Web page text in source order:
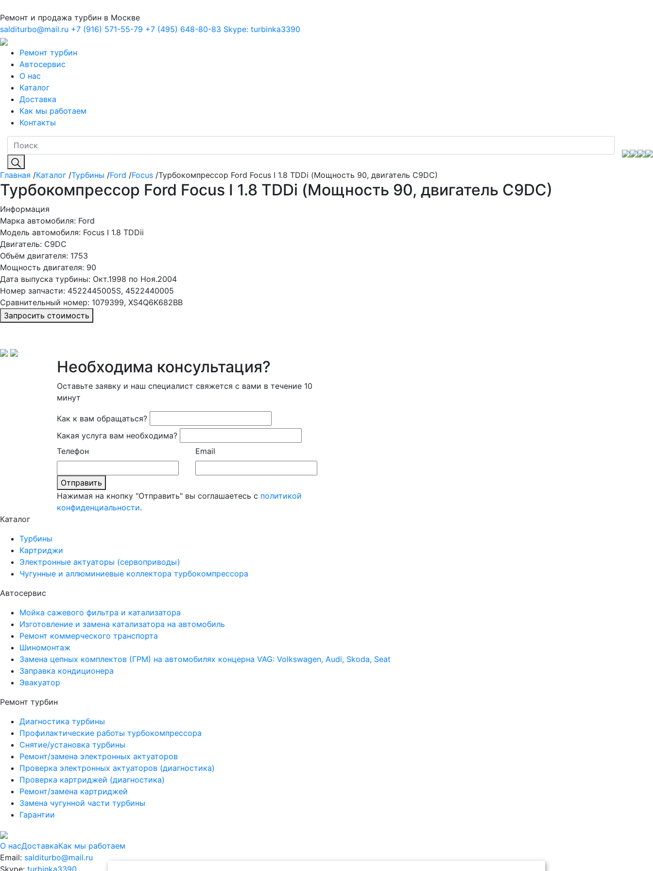
Ремонт и продажа турбин в Москве
salditurbo@mail.ru +7 (916) 571-55-79 +7 (495) 648-80-83 Skype: turbinka3390
Ремонт турбин
Автосервис
О нас
Каталог
Доставка
Как мы работаем
Контакты
Главная /Каталог /Турбины /Ford /Focus /Турбокомпрессор Ford Focus I 1.8 TDDi (Мощность 90, двигатель C9DC)
Турбокомпрессор Ford Focus I 1.8 TDDi (Мощность 90, двигатель C9DC)
Информация
Марка автомобиля: Ford
Модель автомобиля: Focus I 1.8 TDDii
Двигатель: C9DC
Объём двигателя: 1753
Мощность двигателя: 90
Дата выпуска турбины: Окт.1998 по Ноя.2004
Номер запчасти: 4522445005S, 4522440005
Сравнительный номер: 1079399, XS4Q6K682BB
Запросить стоимость
Необходима консультация?
Оставьте заявку и наш специалист свяжется с вами в течение 10
минут
Как к вам обращаться?
Какая услуга вам необходима?
Телефон
Email
Отправить
Нажимая на кнопку "Отправить" вы соглашаетесь с политикой
конфиденциальности.
Каталог
Турбины
Картриджи
Электронные актуаторы (сервоприводы)
Чугунные и аллюминиевые коллектора турбокомпрессора
Автосервис
Мойка сажевого фильтра и катализатора
Изготовление и замена катализатора на автомобиль
Ремонт коммерческого транспорта
Шиномонтаж
Замена цепных комплектов (ГРМ) на автомобилях концерна VAG: Volkswagen, Audi, Skoda, Seat
Заправка кондиционера
Эвакуатор
Ремонт турбин
Диагностика турбины
Профилактические работы турбокомпрессора
Снятие/установка турбины
Ремонт/замена электронных актуаторов
Проверка электронных актуаторов (диагностика)
Проверка картриджей (диагностика)
Ремонт/замена картриджей
Замена чугунной части турбины
Гарантии
О насДоставкаКак мы работаем
Email: salditurbo@mail.ru
Skype: turbinka3390